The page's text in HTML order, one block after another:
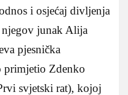
i osjećaj divljenja
njegov junak Alija
pjesnička
primjetio Zdenko
svjetski rat), kojoj